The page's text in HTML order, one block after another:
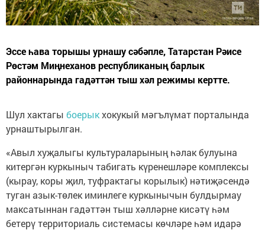
Эссе һава торышы урнашу сәбәпле, Татарстан Рәисе
Рөстәм Миңнеханов республиканың барлык
районнарында гадәттән тыш хәл режимы кертте.
Шул хактагы боерыкхокукый мәгълүмат порталында
урнаштырылган.
«Авыл хуҗалыгы культураларының һәлак булуына
китергән куркыныч табигать күренешләре комплексы
(кырау, коры җил, туфрактагы корылык) нәтиҗәсендә
туган азык-төлек иминлеге куркынычын булдырмау
максатыннан гадәттән тыш хәлләрне кисәтү һәм
бетерү территориаль системасы көчләре һәм идарә